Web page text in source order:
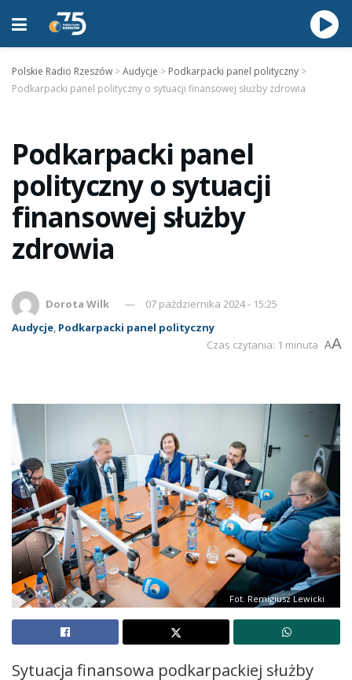
Polskie Radio Rzeszów >Audycje > Podkarpacki panel polityczny >
Podkarpacki panel polityczny o sytuacji finansowej służby zdrowia
Podkarpacki panel
polityczny o sytuacji
finansowej służby
zdrowia
Dorota Wilk
07 października 2024 - 15:25
Audycje, Podkarpacki panel polityczny
Czas czytania: 1 minuta AA
Fot. Remigiusz Lewicki
Sytuacja finansowa podkarpackiej służby